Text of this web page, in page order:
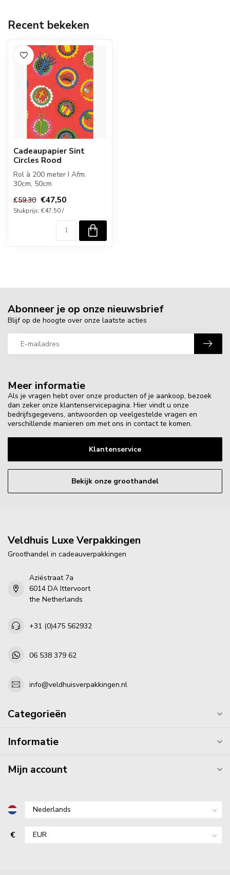
Recent bekeken
Cadeaupapier Sint
Circles Rood
Rol à 200 meter I Afm.
30cm, 50cm
€59,30 €47,50
Stukprijs: €47,50 /
Meer informatie
Als je vragen hebt over onze producten of je aankoop, bezoek
dan zeker onze klantenservicepagina. Hier vindt u onze
bedrijfsgegevens, antwoorden op veelgestelde vragen en
verschillende manieren om met ons in contact te komen.
Klantenservice
Bekijk onze groothandel
Abonneer je op onze nieuwsbrief
Blijf op de hoogte over onze laatste acties
Veldhuis Luxe Verpakkingen
Groothandel in cadeauverpakkingen
Aziëstraat 7a
6014 DA Ittervoort
the Netherlands
+31 (0)475 562932
06 538 379 62
info@veldhuisverpakkingen.nl
Categorieën
Informatie
Mijn account
€